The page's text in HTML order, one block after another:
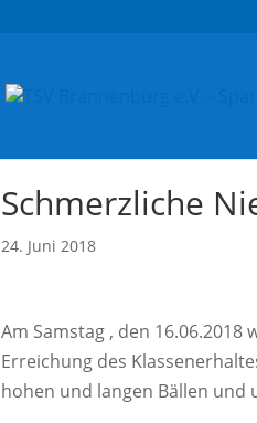
Schmerzliche
24. Juni 2018
Am Samstag , den 16.06.2018
Erreichung des
hohen und langen Bällen und